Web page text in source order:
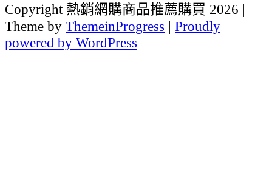
Copyright 熱銷網購商品推薦購買 2026 |
Theme by ThemeinProgress | Proudly
powered by WordPress